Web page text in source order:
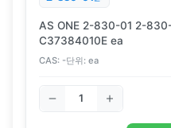
AS ONE 2-830-01 2-
C37384010E ea
CAS: -단위: ea